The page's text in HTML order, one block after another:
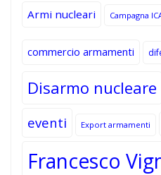
Armi nucleari Campagna
commercio armamenti
Disarmo nucleare
eventi Export armamenti
Francesco